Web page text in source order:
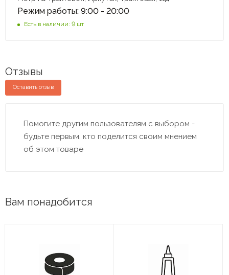
Режим работы: 9:00 - 20:00
Есть в наличии: 9 шт
Отзывы
Оставить отзыв
Помогите другим пользователям с выбором -
будьте первым, кто поделится своим мнением
об этом товаре
Вам понадобится